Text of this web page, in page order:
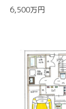
6,500万円